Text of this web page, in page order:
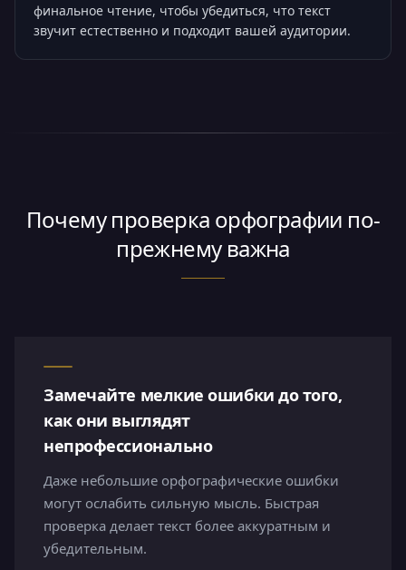
финальное чтение, чтобы убедиться, что текст
звучит естественно и подходит вашей аудитории.
Почему проверка орфографии по-
прежнему важна
Замечайте мелкие ошибки до того,
как они выглядят
непрофессионально
Даже небольшие орфографические ошибки
могут ослабить сильную мысль. Быстрая
проверка делает текст более аккуратным и
убедительным.